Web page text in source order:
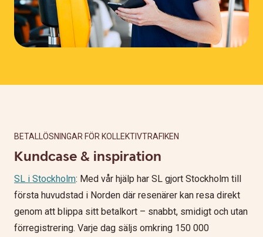
BETALLÖSNINGAR FÖR KOLLEKTIVTRAFIKEN
Kundcase & inspiration
SL i Stockholm: Med vår hjälp har SL gjort Stockholm till
första huvudstad i Norden där resenärer kan resa direkt
genom att blippa sitt betalkort – snabbt, smidigt och utan
förregistrering. Varje dag säljs omkring 150 000